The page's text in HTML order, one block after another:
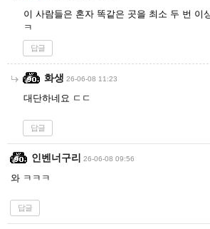
이 사람들은 혼자 똑같은 곳을 최소 두 번 이
ㅋ
답글
화생 26-06-08 11:23
대단하네요 ㄷㄷ
답글
인벤너구리 26-06-08 09:56
와 ㅋㅋㅋ
답글